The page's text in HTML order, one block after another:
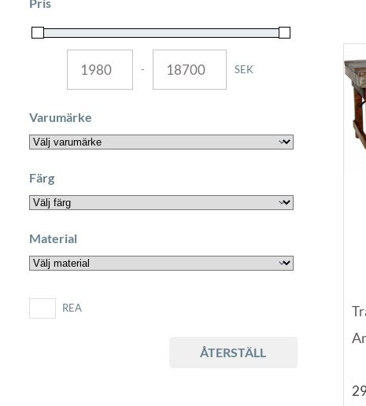
Pris
MINIMUM PRICE
-
MAXIMUM PRICE
SEK
Varumärke
Färg
Material
REA
ÅTERSTÄLL